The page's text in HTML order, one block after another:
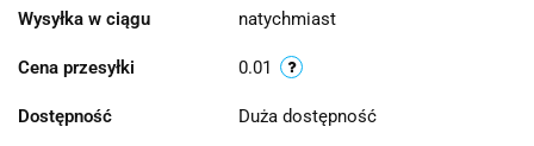
Wysyłka w ciągu natychmiast
Cena przesyłki 0.01
Dostępność Duża dostępność